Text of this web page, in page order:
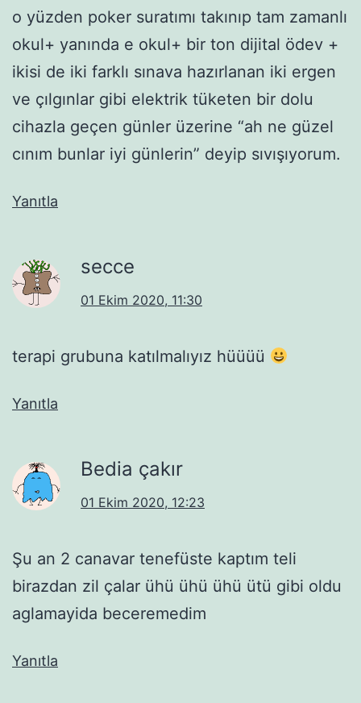
o yüzden poker suratımı takınıp tam zamanlı
okul+ yanında e okul+ bir ton dijital ödev +
ikisi de iki farklı sınava hazırlanan iki ergen
ve çılgınlar gibi elektrik tüketen bir dolu
cihazla geçen günler üzerine “ah ne güzel
cınım bunlar iyi günlerin” deyip sıvışıyorum.
Yanıtla
secce
01 Ekim 2020, 11:30
terapi grubuna katılmalıyız hüüüü
Yanıtla
Bedia çakır
01 Ekim 2020, 12:23
Şu an 2 canavar tenefüste kaptım teli
birazdan zil çalar ühü ühü ühü ütü gibi oldu
aglamayida beceremedim
Yanıtla